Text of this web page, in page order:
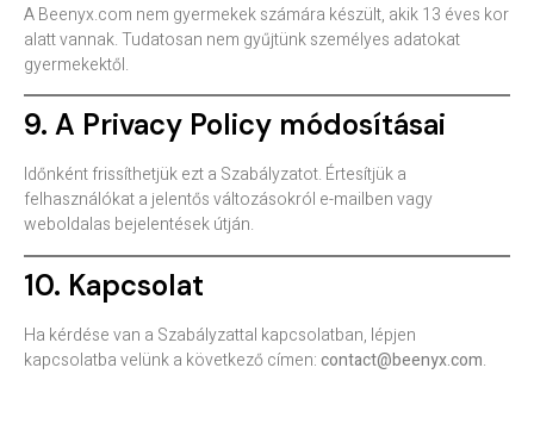
A Beenyx.com nem gyermekek számára készült, akik 13 éves kor
alatt vannak. Tudatosan nem gyűjtünk személyes adatokat
gyermekektől.
9. A Privacy Policy módosításai
Időnként frissíthetjük ezt a Szabályzatot. Értesítjük a
felhasználókat a jelentős változásokról e-mailben vagy
weboldalas bejelentések útján.
10. Kapcsolat
Ha kérdése van a Szabályzattal kapcsolatban, lépjen
kapcsolatba velünk a következő címen:contact@beenyx.com.